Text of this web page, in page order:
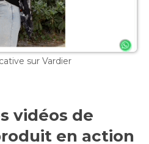
sur Vardier
vidéos de
en action